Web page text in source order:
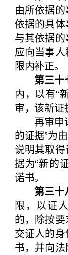
由所依据
依据的具
与其依据
应向当事
限内补正。
第三十
内，以有“
审，该新证
再审申请
的证据”为
说明其取
据为“新的
诺书。
第三十
限，以证
的，除按
交证人的
书，并向